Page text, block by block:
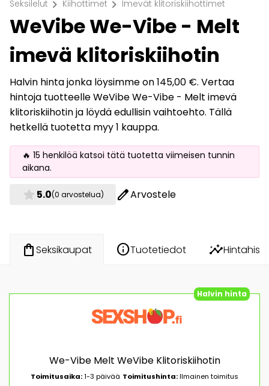
Seksilelut chevron_right Kiihottimet chevron_right Imevät klitoriskiihottimet
WeVibe We-Vibe - Melt
imevä klitoriskiihotin
Halvin hinta jonka löysimme on 145,00 €. Vertaa
hintoja tuotteelle WeVibe We-Vibe - Melt imevä
klitoriskiihotin ja löydä edullisin vaihtoehto. Tällä
hetkellä tuotetta myy 1 kauppa.
🔥 15 henkilöä katsoi tätä tuotetta viimeisen tunnin
aikana.
star 5.0(0 arvostelua) editArvostele
shopping_bagSeksikaupat infoTuotetiedot insights
Halvin hinta
We-Vibe Melt WeVibe Klitoriskiihotin
Toimitusaika:1-3 päivää Toimitushinta:Ilmainen toimitus